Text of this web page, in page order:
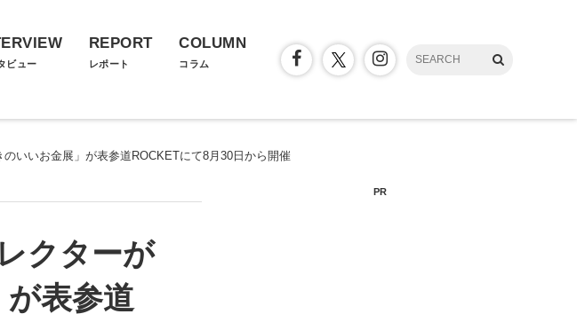
ビュー
REPORT
レポート
COLUMN
コラム
いいお金展」が表参道ROCKETにて8月30日から開催
クターが
表参道
PR